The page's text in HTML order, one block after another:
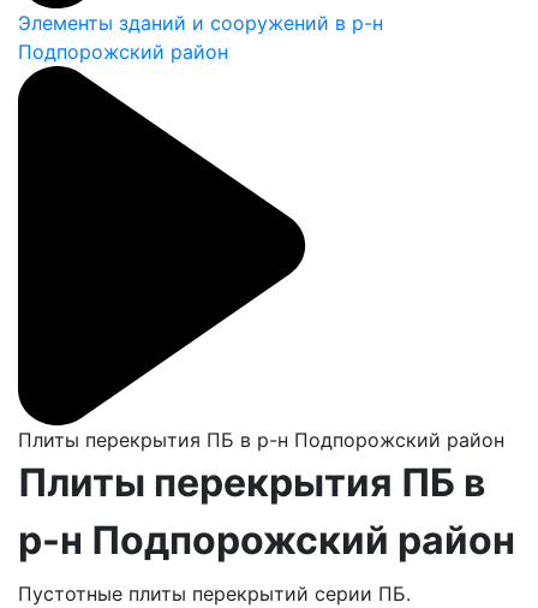
Элементы зданий и сооружений в р-н
Подпорожский район
Плиты перекрытия ПБ в р-н Подпорожский район
Плиты перекрытия ПБ в
р-н Подпорожский район
Пустотные плиты перекрытий серии ПБ.